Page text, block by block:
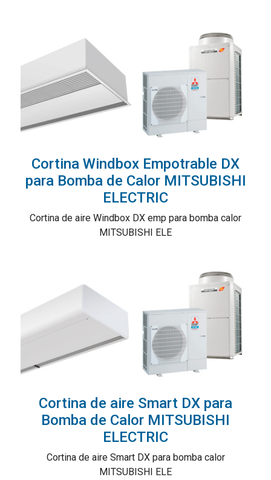
Cortina Windbox Empotrable DX
para Bomba de Calor MITSUBISHI
ELECTRIC
Cortina de aire Windbox DX emp para bomba calor
MITSUBISHI ELE
Cortina de aire Smart DX para
Bomba de Calor MITSUBISHI
ELECTRIC
Cortina de aire Smart DX para bomba calor
MITSUBISHI ELE